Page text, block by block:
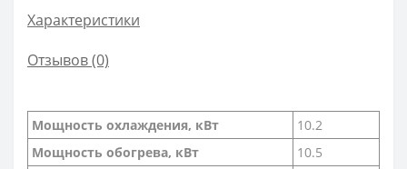
Характеристики
Отзывов (0)
Мощность охлаждения, кВт
10.2
Мощность обогрева, кВт
10.5